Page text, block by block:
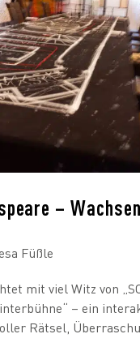
–
Füßle
mit viel Witz von
– ein
Rätsel,